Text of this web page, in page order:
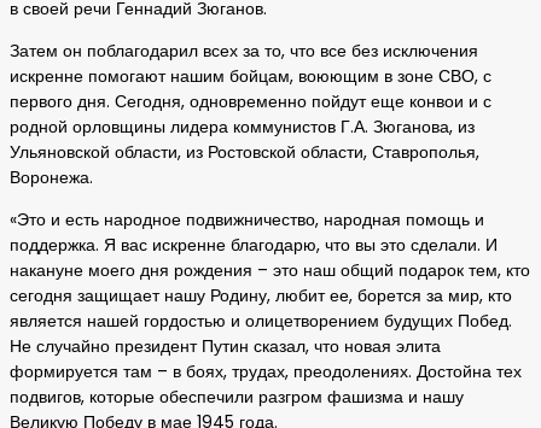
в своей речи Геннадий Зюганов.
Затем он поблагодарил всех за то, что все без исключения
искренне помогают нашим бойцам, воюющим в зоне СВО, с
первого дня. Сегодня, одновременно пойдут еще конвои и с
родной орловщины лидера коммунистов Г.А. Зюганова, из
Ульяновской области, из Ростовской области, Ставрополья,
Воронежа.
«Это и есть народное подвижничество, народная помощь и
поддержка. Я вас искренне благодарю, что вы это сделали. И
накануне моего дня рождения – это наш общий подарок тем, кто
сегодня защищает нашу Родину, любит ее, борется за мир, кто
является нашей гордостью и олицетворением будущих Побед.
Не случайно президент Путин сказал, что новая элита
формируется там – в боях, трудах, преодолениях. Достойна тех
подвигов, которые обеспечили разгром фашизма и нашу
Великую Победу в мае 1945 года.